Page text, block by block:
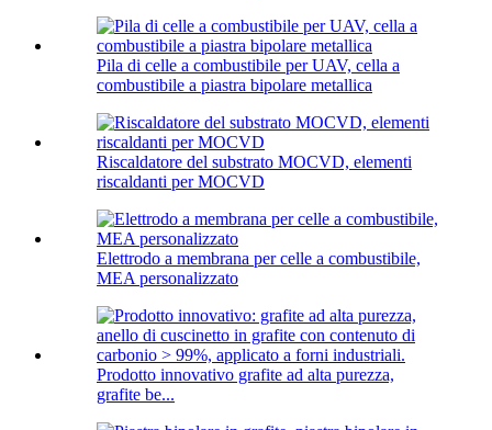
Pila di celle a combustibile per UAV, cella a
combustibile a piastra bipolare metallica
Riscaldatore del substrato MOCVD, elementi
riscaldanti per MOCVD
Elettrodo a membrana per celle a combustibile,
MEA personalizzato
Prodotto innovativo grafite ad alta purezza,
grafite be...